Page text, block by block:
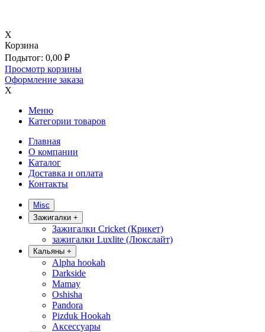
X
Корзина
Подытог: 0,00 ₽
Просмотр корзины
Оформление заказа
X
Меню
Категории товаров
Главная
О компании
Каталог
Доставка и оплата
Контакты
Misc
Зажигалки +
Зажигалки Cricket (Крикет)
зажигалки Luxlite (Люкслайт)
Кальяны +
Alpha hookah
Darkside
Mamay
Oshisha
Pandora
Pizduk Hookah
Аксессуары